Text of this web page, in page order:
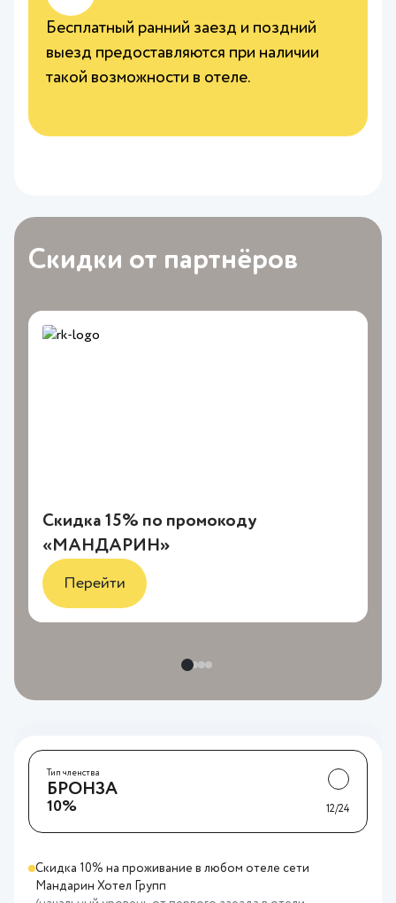
Бесплатный ранний заезд и поздний
выезд предоставляются при наличии
такой возможности в отеле.
Скидки от партнёров
Скидка 15% по промокоду
«МАНДАРИН»
Перейти
Тип членства
СЕРЕБРО
15% 12/24
Скидка 15% на проживание в любом отеле сети
Мандарин Хотел Групп (проживание в сети отелей на